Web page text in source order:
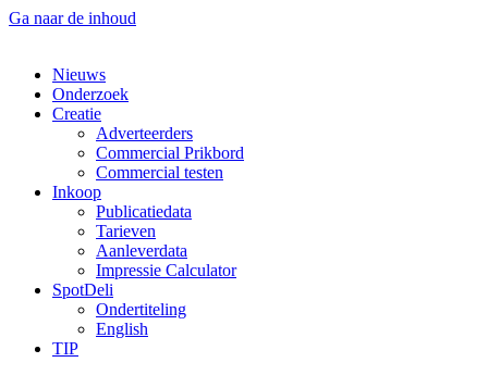
Ga naar de inhoud
Nieuws
Onderzoek
Creatie
Adverteerders
Commercial Prikbord
Commercial testen
Inkoop
Publicatiedata
Tarieven
Aanleverdata
Impressie Calculator
SpotDeli
Ondertiteling
English
TIP